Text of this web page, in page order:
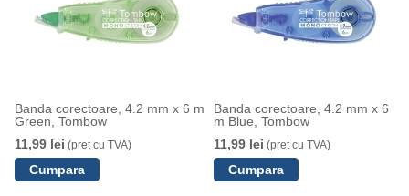
Banda corectoare, 4.2 mm x 6 m
Green, Tombow
11,99 lei (pret cu TVA)
Banda corectoare, 4.2 mm x 6
m Blue, Tombow
11,99 lei (pret cu TVA)